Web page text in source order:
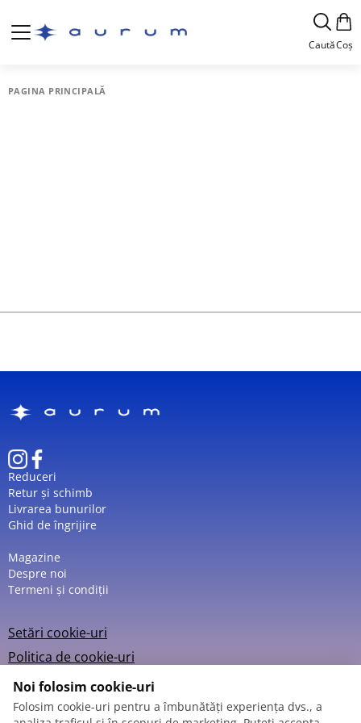
CautăCoș
PAGINA PRINCIPALĂ
Reduceri
Retur și schimb
Livrarea bunurilor
Ghid de îngrijire
Magazine
Despre noi
Termeni și condiții
Setări cookie-uri
Politica de cookie-uri
Noi folosim cookie-uri
Folosim cookie-uri pentru a îmbunătăți experiența dvs., a